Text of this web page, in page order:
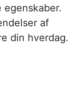
egenskaber.
af
din hverdag.